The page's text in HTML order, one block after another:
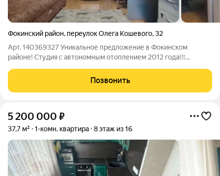
Фокинский район, переулок Олега Кошевого,32
Арт. 140369327 Уникальное предложение в Фокинском
районе! Студия с автономным отоплением 2012 года!!!
Кошевого, д. 32. О доме и застройщике: Малоэтажный
комфорт: всего 3 этажа, кирпичный дом
Позвонить
5 200 000 ₽
37,7 м² 1-комн. квартира 8 этаж из 16